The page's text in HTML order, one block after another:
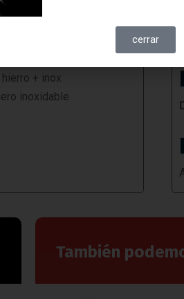
+ inox
inoxidable
También
cerrar